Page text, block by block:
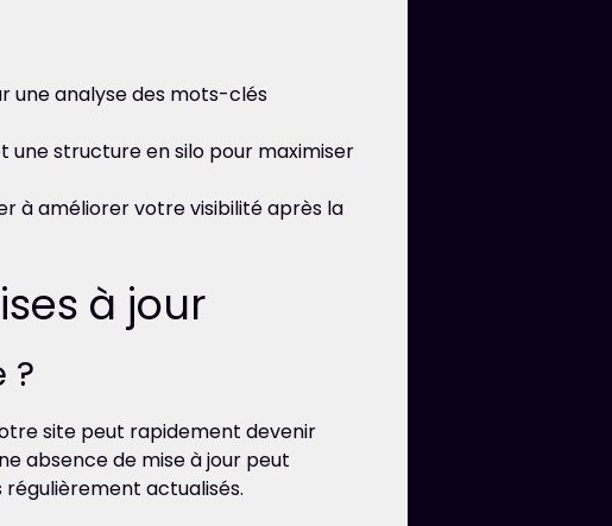
une analyse des mots-clés
une structure en silo pour maximiser
à améliorer votre visibilité après la
à jour
?
site peut rapidement devenir
absence de mise à jour peut
actualisés.